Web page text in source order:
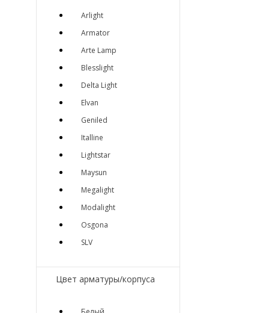
Arlight
Armator
Arte Lamp
Blesslight
Delta Light
Elvan
Geniled
Italline
Lightstar
Maysun
Megalight
Modalight
Osgona
SLV
Цвет арматуры/корпуса